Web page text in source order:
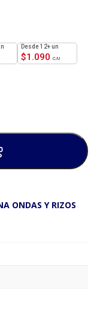
$1.090
12+ un
ONDAS Y RIZOS